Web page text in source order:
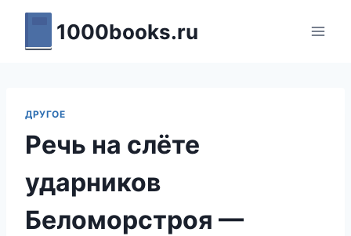
Перейти
содержимому
1000books.ru
ДРУГОЕ
Речь на слёте
ударников
Беломорстроя —